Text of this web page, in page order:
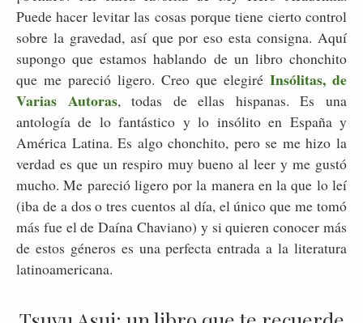
Puede hacer levitar las cosas porque tiene cierto control
sobre la gravedad, así que por eso esta consigna. Aquí
supongo que estamos hablando de un libro chonchito
que me pareció ligero. Creo que elegiré Insólitas, de
Varias Autoras, todas de ellas hispanas. Es una
antología de lo fantástico y lo insólito en España y
América Latina. Es algo chonchito, pero se me hizo la
verdad es que un respiro muy bueno al leer y me gustó
mucho. Me pareció ligero por la manera en la que lo leí
(iba de a dos o tres cuentos al día, el único que me tomó
más fue el de Daína Chaviano) y si quieren conocer más
de estos géneros es una perfecta entrada a la literatura
latinoamericana.